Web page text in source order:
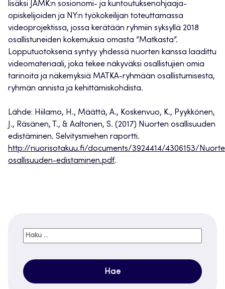
lisäksi JAMK:n sosionomi- ja kuntoutuksenohjaaja-
opiskelijoiden ja NY:n työkokeilijan toteuttamassa
videoprojektissa, jossa kerätään ryhmiin syksyllä 2018
osallistuneiden kokemuksia omasta ”Matkasta”.
Lopputuotoksena syntyy yhdessä nuorten kanssa laadittu
videomateriaali, joka tekee näkyväksi osallistujien omia
tarinoita ja näkemyksiä MATKA-ryhmään osallistumisesta,
ryhmän annista ja kehittämiskohdista.
Lähde: Hiilamo, H., Määttä, A., Koskenvuo, K., Pyykkönen,
J., Räsänen, T., & Aaltonen, S. (2017) Nuorten osallisuuden
edistäminen. Selvitysmiehen raportti.
http://nuorisotakuu.fi/documents/3924414/4306153/
osallisuuden-edistaminen.pdf.
Haku: